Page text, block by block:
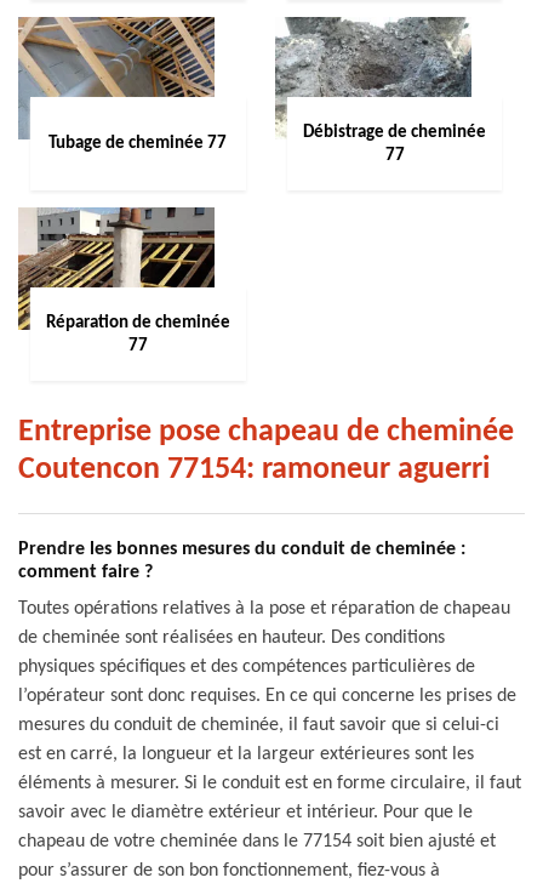
Tubage de cheminée 77
Débistrage de cheminée
77
Réparation de cheminée
77
Entreprise pose chapeau de cheminée
Coutencon 77154: ramoneur aguerri
Prendre les bonnes mesures du conduit de cheminée :
comment faire ?
Toutes opérations relatives à la pose et réparation de chapeau
de cheminée sont réalisées en hauteur. Des conditions
physiques spécifiques et des compétences particulières de
l’opérateur sont donc requises. En ce qui concerne les prises de
mesures du conduit de cheminée, il faut savoir que si celui-ci
est en carré, la longueur et la largeur extérieures sont les
éléments à mesurer. Si le conduit est en forme circulaire, il faut
savoir avec le diamètre extérieur et intérieur. Pour que le
chapeau de votre cheminée dans le 77154 soit bien ajusté et
pour s’assurer de son bon fonctionnement, fiez-vous à